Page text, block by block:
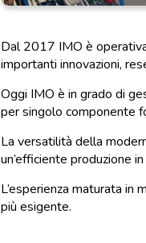
Dal 2017 IMO è
importanti innovazioni,
Oggi IMO è in grado di
per singolo componente
La versatilità della
un’efficiente produzione
L’esperienza maturata in
più esigente.